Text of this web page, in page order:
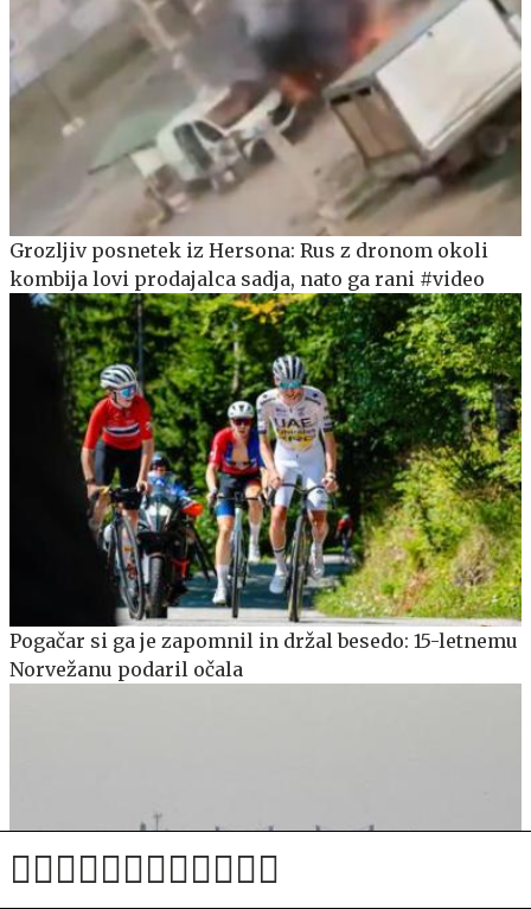
Grozljiv posnetek iz Hersona: Rus z dronom okoli
kombija lovi prodajalca sadja, nato ga rani #video
Pogačar si ga je zapomnil in držal besedo: 15-letnemu
Norvežanu podaril očala